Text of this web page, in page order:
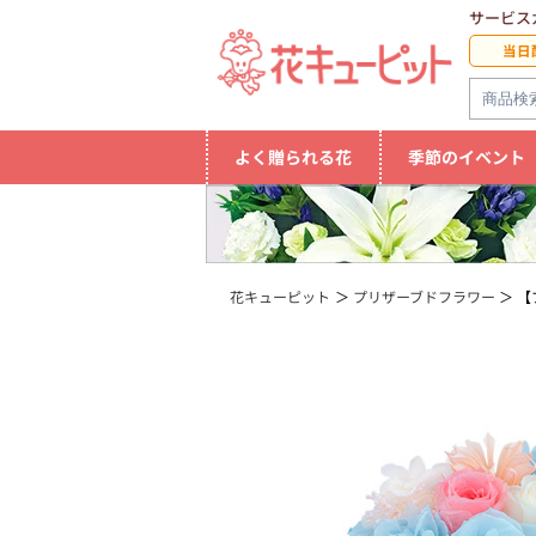
サービス
当日
よく贈られる花 季節のイベント
花キューピット プリザーブドフラワー